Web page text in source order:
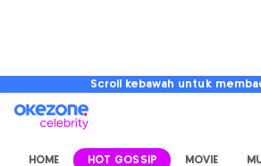
Scroll kebawah untuk
HOME HOT GOSSIP MOVIE